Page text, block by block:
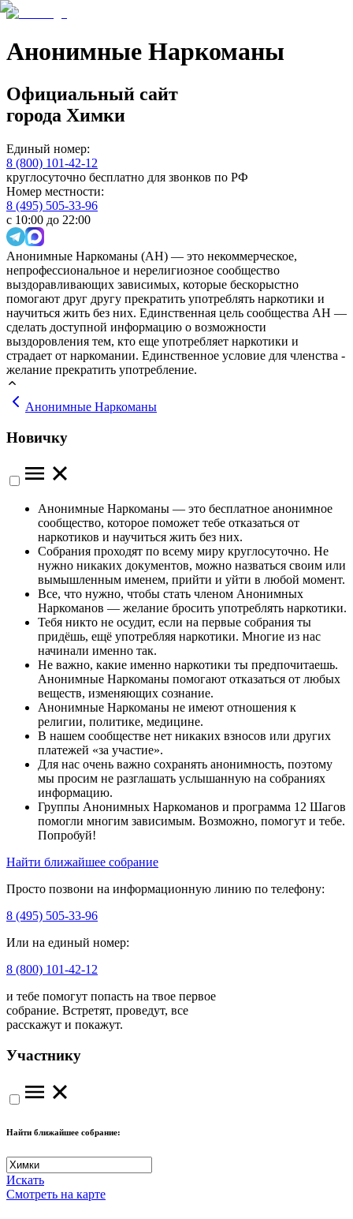
Анонимные Наркоманы
Официальный сайт
города Химки
Единый номер:
8 (800) 101-42-12
круглосуточно бесплатно для звонков по РФ
Номер местности:
8 (495) 505-33-96
с 10:00 до 22:00
Анонимные Наркоманы (АН) — это некоммерческое,
непрофессиональное и нерелигиозное сообщество
выздоравливающих зависимых, которые бескорыстно
помогают друг другу прекратить употреблять наркотики и
научиться жить без них. Единственная цель сообщества АН —
сделать доступной информацию о возможности
выздоровления тем, кто еще употребляет наркотики и
страдает от наркомании. Единственное условие для членства -
желание прекратить употребление.
Анонимные Наркоманы
Новичку
Анонимные Наркоманы — это бесплатное анонимное
сообщество, которое поможет тебе отказаться от
наркотиков и научиться жить без них.
Собрания проходят по всему миру круглосуточно. Не
нужно никаких документов, можно назваться своим или
вымышленным именем, прийти и уйти в любой момент.
Все, что нужно, чтобы стать членом Анонимных
Наркоманов — желание бросить употреблять наркотики.
Тебя никто не осудит, если на первые собрания ты
придёшь, ещё употребляя наркотики. Многие из нас
начинали именно так.
Не важно, какие именно наркотики ты предпочитаешь.
Анонимные Наркоманы помогают отказаться от любых
веществ, изменяющих сознание.
Анонимные Наркоманы не имеют отношения к
религии, политике, медицине.
В нашем сообществе нет никаких взносов или других
платежей «за участие».
Для нас очень важно сохранять анонимность, поэтому
мы просим не разглашать услышанную на собраниях
информацию.
Группы Анонимных Наркоманов и программа 12 Шагов
помогли многим зависимым. Возможно, помогут и тебе.
Попробуй!
Найти ближайшее собрание
Просто позвони на информационную линию по телефону:
8 (495) 505-33-96
Или на единый номер:
8 (800) 101-42-12
и тебе помогут попасть на твое первое
собрание. Встретят, проведут, все
расскажут и покажут.
Участнику
Найти ближайшее собрание:
Искать
Смотреть на карте